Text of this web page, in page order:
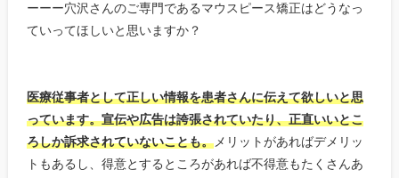
ーーー穴沢さんのご専門であるマウスピース矯正はどうなっ
ていってほしいと思いますか？
医療従事者として正しい情報を患者さんに伝えて欲しいと思
っています。宣伝や広告は誇張されていたり、正直いいとこ
ろしか訴求されていないことも。メリットがあればデメリッ
トもあるし、得意とするところがあれば不得意もたくさんあ